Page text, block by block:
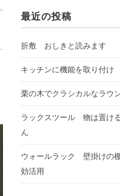
最近の投稿
折敷 おしきと読みます
キッチンに機能を取り付け
栗の木でクラシカルなラウ
ラックスツール 物は置け
ん
ウォールラック 壁掛けの
効活用